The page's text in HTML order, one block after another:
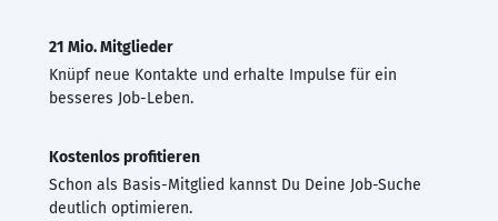
21 Mio. Mitglieder
Knüpf neue Kontakte und erhalte Impulse für ein
besseres Job-Leben.
Kostenlos profitieren
Schon als Basis-Mitglied kannst Du Deine Job-Suche
deutlich optimieren.